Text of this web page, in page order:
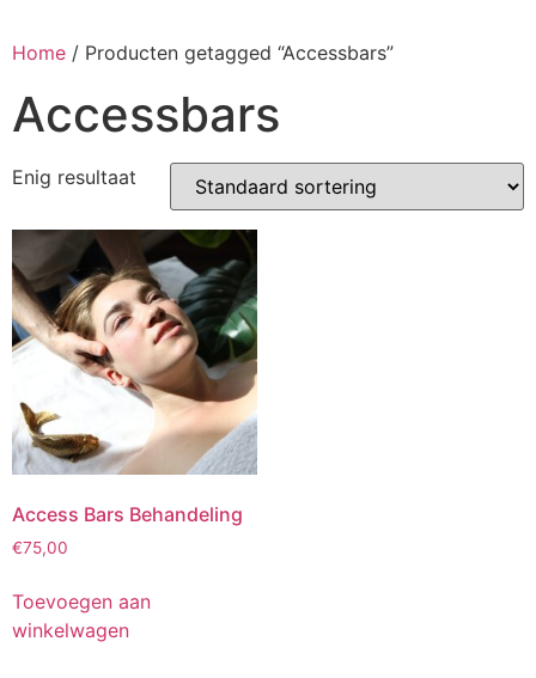
naar
inhoud
Home / Producten getagged “Accessbars”
Accessbars
Enig resultaat
Access Bars Behandeling
€75,00
Toevoegen aan
winkelwagen